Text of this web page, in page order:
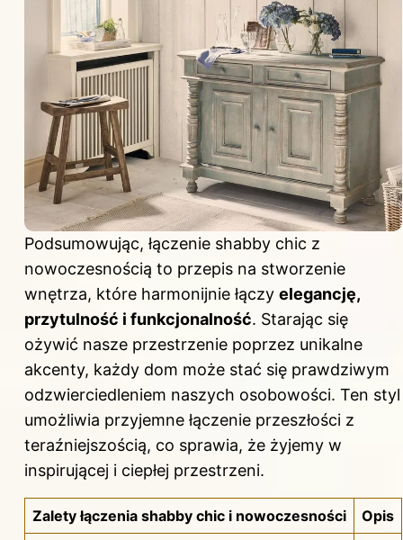
Podsumowując, łączenie shabby chic z
nowoczesnością to przepis na stworzenie
wnętrza, które harmonijnie łączy elegancję,
przytulność i funkcjonalność. Starając się
ożywić nasze przestrzenie poprzez unikalne
akcenty, każdy dom może stać się prawdziwym
odzwierciedleniem naszych osobowości. Ten styl
umożliwia przyjemne łączenie przeszłości z
teraźniejszością, co sprawia, że żyjemy w
inspirującej i ciepłej przestrzeni.
Zalety łączenia shabby chic i nowoczesności Opis